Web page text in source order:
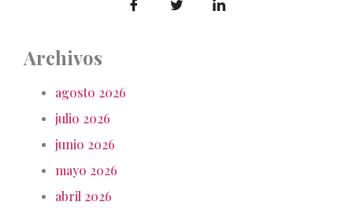
Archivos
agosto 2026
julio 2026
junio 2026
mayo 2026
abril 2026